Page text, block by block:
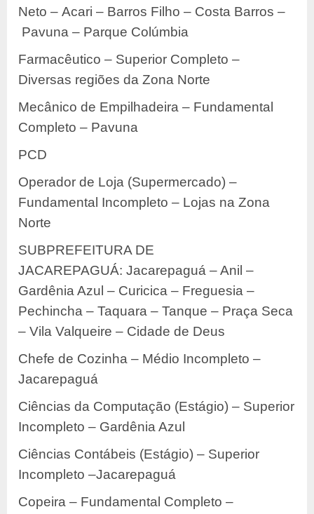
Neto – Acari – Barros Filho – Costa Barros –
Pavuna – Parque Colúmbia
Farmacêutico – Superior Completo –
Diversas regiões da Zona Norte
Mecânico de Empilhadeira – Fundamental
Completo – Pavuna
PCD
Operador de Loja (Supermercado) –
Fundamental Incompleto – Lojas na Zona
Norte
SUBPREFEITURA DE
JACAREPAGUÁ: Jacarepaguá – Anil –
Gardênia Azul – Curicica – Freguesia –
Pechincha – Taquara – Tanque – Praça Seca
– Vila Valqueire – Cidade de Deus
Chefe de Cozinha – Médio Incompleto –
Jacarepaguá
Ciências da Computação (Estágio) – Superior
Incompleto – Gardênia Azul
Ciências Contábeis (Estágio) – Superior
Incompleto –Jacarepaguá
Copeira – Fundamental Completo –